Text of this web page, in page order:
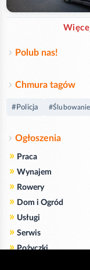
Polub nas!
Chmura tagów
#Policja #Ślubowanie
Ogłoszenia
» Praca
» Wynajem
» Rowery
» Dom i Ogród
» Usługi
» Serwis
» Pożyczki